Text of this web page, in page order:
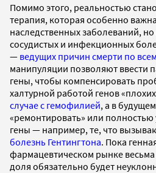
Помимо этого, реальностью
терапия, которая особенно
наследственных заболеваний,
сосудистых и инфекционных
— ведущих причин смерти по
манипуляции позволяют ввести
гены, чтобы компенсировать
халтурной работой генов
случае с гемофилией, а в
«ремонтировать» или
гены — например, те, что
болезнь Гентингтона. Пока
фармацевтическом рынке
доля обязательно будет